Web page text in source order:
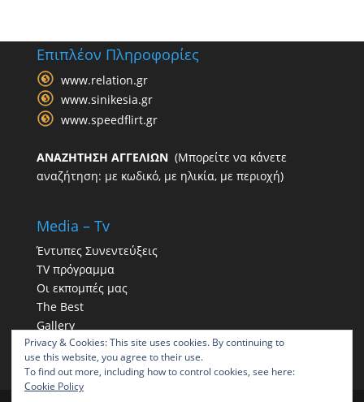
Επιπλέον Πληροφορίες
www.relation.gr
www.sinikesia.gr
www.speedflirt.gr
ΑΝΑΖΗΤΗΣΗ ΑΓΓΕΛΙΩΝ(Μπορείτε να κάνετε
αναζήτηση: με κωδικό, με ηλικία, με περιοχή)
Media – Tv
Έντυπες Συνεντεύξεις
TV πρόγραμμα
Οι εκπομπές μας
The Best
Gallery
Η παρουσία μας στα social
Privacy & Cookies: This site uses cookies. By continuing to
use this website, you agree to their use.
To find out more, including how to control cookies, see here:
Cookie Policy